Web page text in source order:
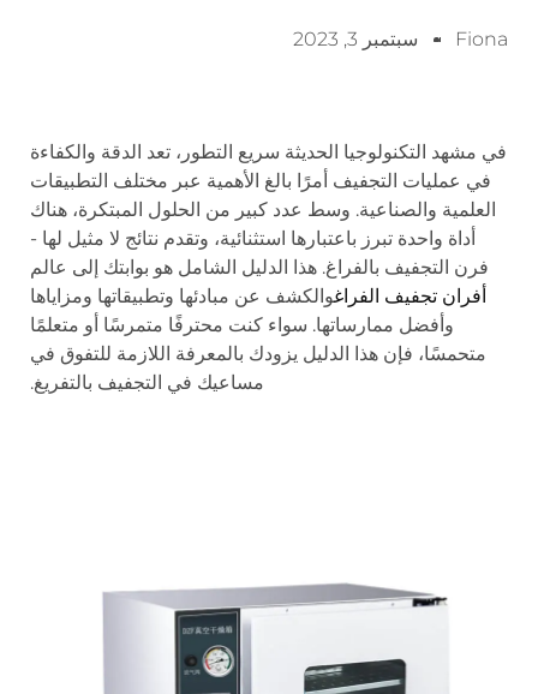
Fiona سبتمبر 3, 2023
في مشهد التكنولوجيا الحديثة سريع التطور، تعد الدقة والكفاءة
في عمليات التجفيف أمرًا بالغ الأهمية عبر مختلف التطبيقات
العلمية والصناعية. وسط عدد كبير من الحلول المبتكرة، هناك
أداة واحدة تبرز باعتبارها استثنائية، وتقدم نتائج لا مثيل لها -
فرن التجفيف بالفراغ. هذا الدليل الشامل هو بوابتك إلى عالم
أفران تجفيف الفراغوالكشف عن مبادئها وتطبيقاتها ومزاياها
وأفضل ممارساتها. سواء كنت محترفًا متمرسًا أو متعلمًا
متحمسًا، فإن هذا الدليل يزودك بالمعرفة اللازمة للتفوق في
مساعيك في التجفيف بالتفريغ.